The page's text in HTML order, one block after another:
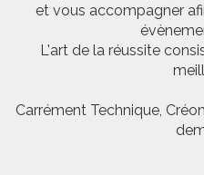
et vous accompagner
L'art de la réussite
Carrément Technique,